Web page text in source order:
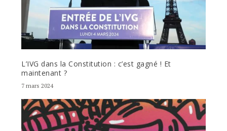
L’IVG dans la Constitution : c’est gagné ! Et
maintenant ?
7 mars 2024